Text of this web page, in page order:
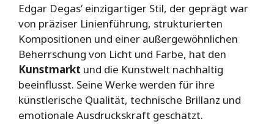
Edgar Degas‘ einzigartiger Stil, der geprägt war
von präziser Linienführung, strukturierten
Kompositionen und einer außergewöhnlichen
Beherrschung von Licht und Farbe, hat den
Kunstmarkt und die Kunstwelt nachhaltig
beeinflusst. Seine Werke werden für ihre
künstlerische Qualität, technische Brillanz und
emotionale Ausdruckskraft geschätzt.